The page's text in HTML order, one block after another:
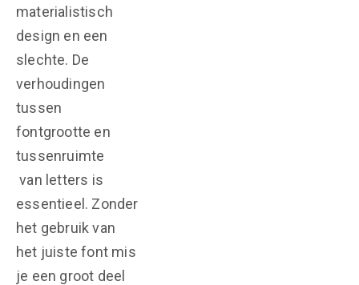
materialistisch
design en een
slechte. De
verhoudingen
tussen
fontgrootte en
tussenruimte
van letters is
essentieel. Zonder
het gebruik van
het juiste font mis
je een groot deel